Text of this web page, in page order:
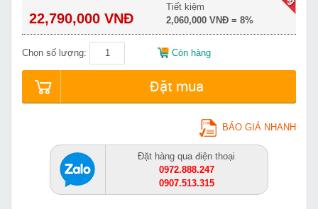
22,790,000 VNĐ
Tiết kiệm
2,060,000 VNĐ = 8%
Chọn số lượng: Còn hàng
Đặt mua
BÁO GIÁ NHANH
Đặt hàng qua điện thoại
0972.888.247
0907.513.315